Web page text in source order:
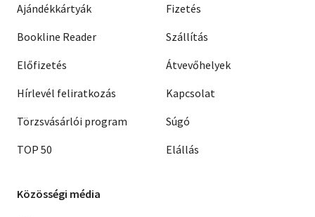
Ajándékkártyák
Bookline Reader
Előfizetés
Hírlevél feliratkozás
Törzsvásárlói program
TOP 50
Fizetés
Szállítás
Átvevőhelyek
Kapcsolat
Súgó
Elállás
Közösségi média